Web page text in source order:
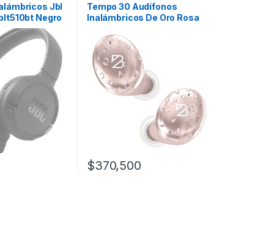
Jbl
Negro
Tempo 30 Audífonos
Inalámbricos De Oro Rosa
$370,500